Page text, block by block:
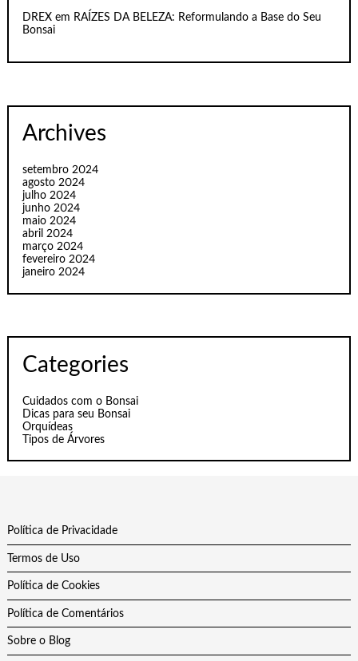
DREX em RAÍZES DA BELEZA: Reformulando a Base do Seu
Bonsai
Archives
setembro 2024
agosto 2024
julho 2024
junho 2024
maio 2024
abril 2024
março 2024
fevereiro 2024
janeiro 2024
Categories
Cuidados com o Bonsai
Dicas para seu Bonsai
Orquídeas
Tipos de Árvores
Política de Privacidade
Termos de Uso
Política de Cookies
Política de Comentários
Sobre o Blog